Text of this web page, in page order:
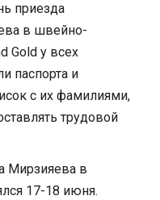
приезда
в швейно-
Gold у всех
паспорта и
с их фамилиями,
трудовой
Мирзияева в
17-18 июня.